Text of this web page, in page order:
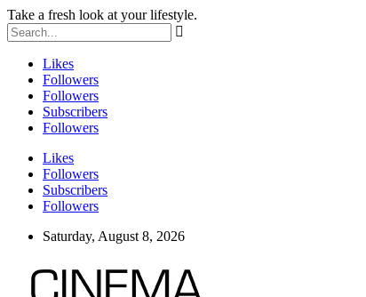
Take a fresh look at your lifestyle.
Likes
Followers
Followers
Subscribers
Followers
Likes
Followers
Subscribers
Followers
Saturday, August 8, 2026